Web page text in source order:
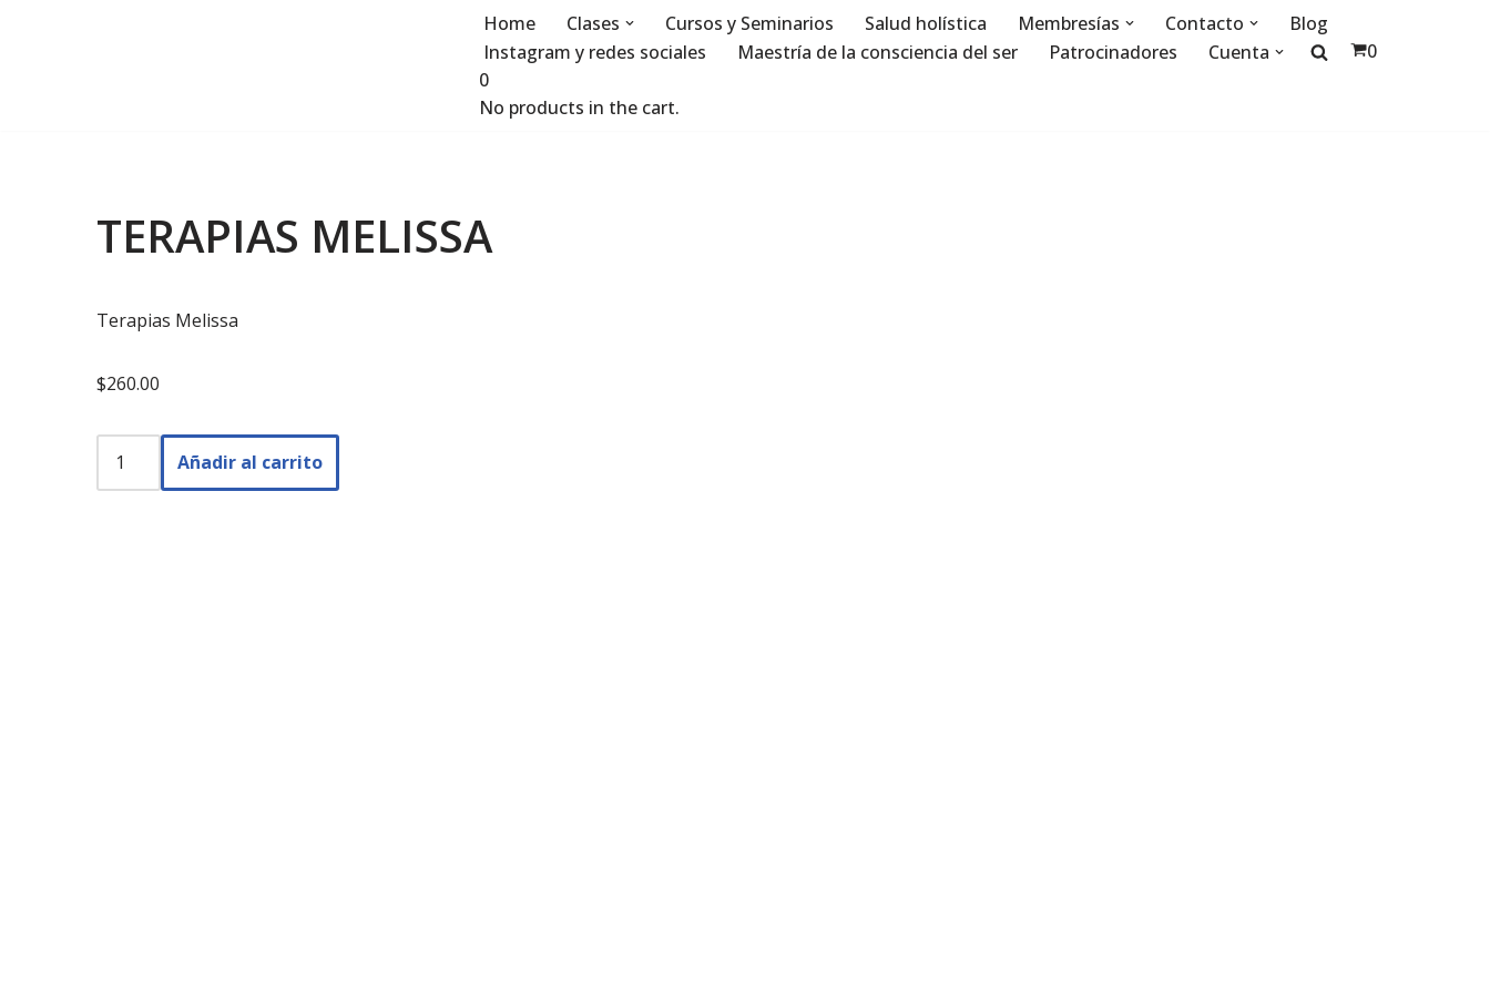
Home Clases Cursos y Seminarios Salud holística Membresías Contacto
Blog
Instagram y redes sociales
Maestría de la consciencia del ser Patrocinadores Cuenta
0
0
No products in the cart.
TERAPIAS MELISSA
Terapias Melissa
$260.00
Añadir al carrito